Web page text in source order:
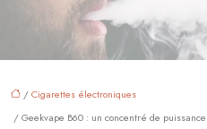
/Cigarettes électroniques
/ Geekvape B60 : un concentré de